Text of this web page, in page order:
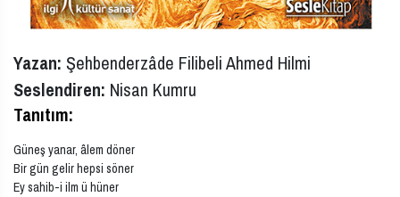
Yazan: Şehbenderzâde Filibeli Ahmed Hilmi
Seslendiren: Nisan Kumru
Tanıtım:
Güneş yanar, âlem döner
Bir gün gelir hepsi söner
Ey sahib-i ilm ü hüner